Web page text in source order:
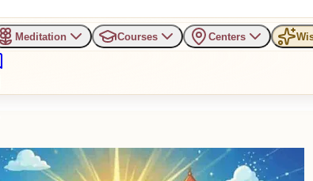
Meditation Courses Centers